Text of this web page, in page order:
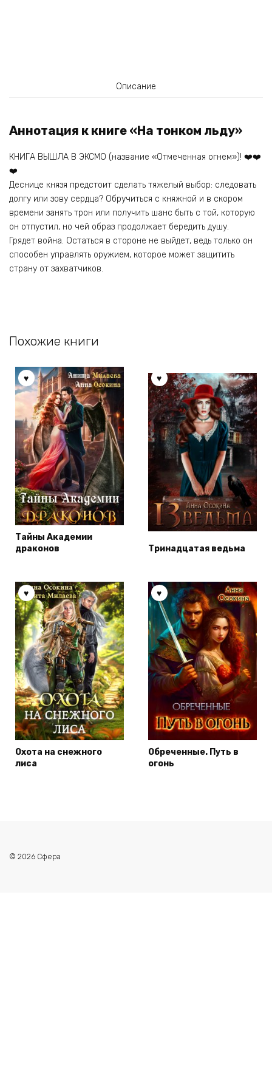
Описание
Аннотация к книге «На тонком льду»
КНИГА ВЫШЛА В ЭКСМО (название «Отмеченная огнем»)! ❤️❤️
❤️
Деснице князя предстоит сделать тяжелый выбор: следовать
долгу или зову сердца? Обручиться с княжной и в скором
времени занять трон или получить шанс быть с той, которую
он отпустил, но чей образ продолжает бередить душу.
Грядет война. Остаться в стороне не выйдет, ведь только он
способен управлять оружием, которое может защитить
страну от захватчиков.
Похожие книги
Тайны Академии
драконов
Тринадцатая ведьма
Охота на снежного
лиса
Обреченные. Путь в
огонь
© 2026 Сфера